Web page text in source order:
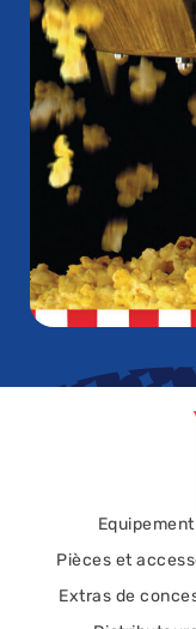
Equipement
Pièces et
Extras de